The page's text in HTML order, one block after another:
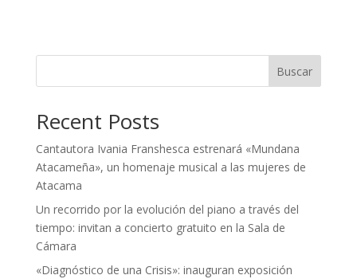
Buscar
Recent Posts
Cantautora Ivania Franshesca estrenará «Mundana
Atacameña», un homenaje musical a las mujeres de
Atacama
Un recorrido por la evolución del piano a través del
tiempo: invitan a concierto gratuito en la Sala de
Cámara
«Diagnóstico de una Crisis»: inauguran exposición